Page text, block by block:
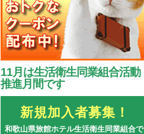
11月は生活衛生同業組合活動
推進月間です
新規加入者募集！
和歌山県旅館ホテル生活衛生同業組合で